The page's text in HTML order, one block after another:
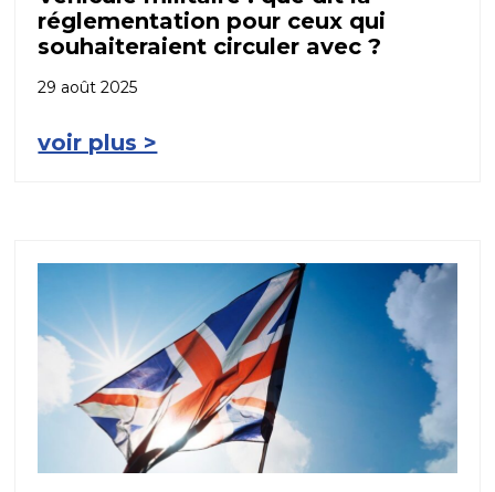
réglementation pour ceux qui
souhaiteraient circuler avec ?
29 août 2025
voir plus >